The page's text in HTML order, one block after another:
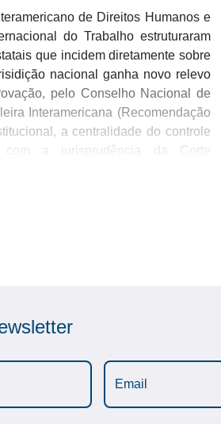
de Direitos Humanos e
do Trabalho estruturaram
que incidem diretamente sobre
nacional ganha novo relevo
pelo Conselho Nacional de
Interamericana (Recomendação
a centralidade do controle
a jurisprudência da Corte
se limita à aplicação de normas
de validade, interpretação
Busca organizar, de modo